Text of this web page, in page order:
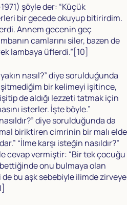
şöyle der: “Küçük
bir gecede okuyup bitirirdim.
Annem gecenin geç
camlarını siler, bazen de
lambaya üflerdi.”[10]
nasıl?” diye sorulduğunda
bir kelimeyi işitince,
de aldığı lezzeti tatmak için
isterler. İşte böyle.”
diye sorulduğunda da
biriktiren cimrinin bir malı elde
“İlme karşı isteğin nasıldır?”
cevap vermiştir: “Bir tek çocuğu
onu bulmaya olan
bu aşk sebebiyle ilimde zirveye